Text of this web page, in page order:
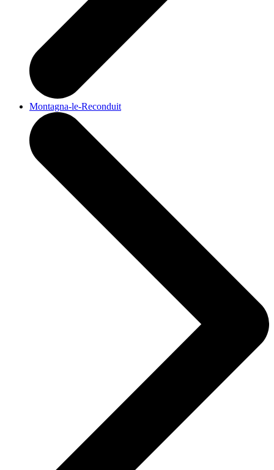
Montagna-le-Reconduit